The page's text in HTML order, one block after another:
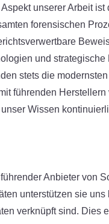
unserer Arbeit
forensischen
und strategische
stets die
führenden
Wissen
Anbieter von
unterstützen sie
verknüpft sind. Dies